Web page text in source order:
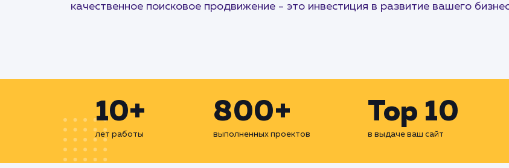
качественное поисковое продвижение - это инвестиция в развитие вашего
10+
лет работы
800+
выполненных проектов
Top 10
в выдаче ваш сайт